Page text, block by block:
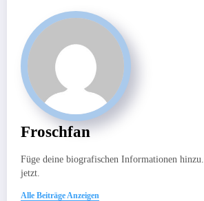
Froschfan
Füge deine biografischen Informationen hinzu.
jetzt.
Alle Beiträge Anzeigen